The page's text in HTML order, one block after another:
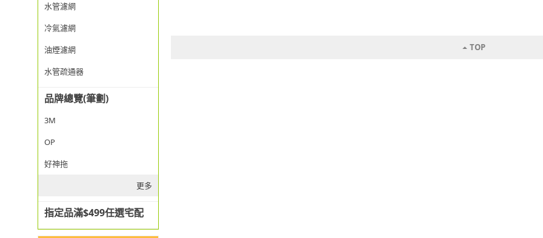
水管濾網
冷氣濾網
油煙濾網
水管疏通器
品牌總覽(筆劃)
3M
OP
好神拖
更多
指定品滿$499任選宅配
TOP